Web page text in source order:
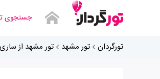
جستجوی
تورگردان تور مشهد تور مشهد از ساری